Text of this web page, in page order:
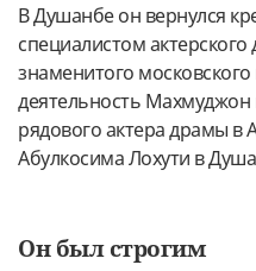
В Душанбе он вернулся
специалистом
знаменитого
деятельность Махмуджон
рядового актера драмы в
Абулкосима Лохути в
Он был строгим